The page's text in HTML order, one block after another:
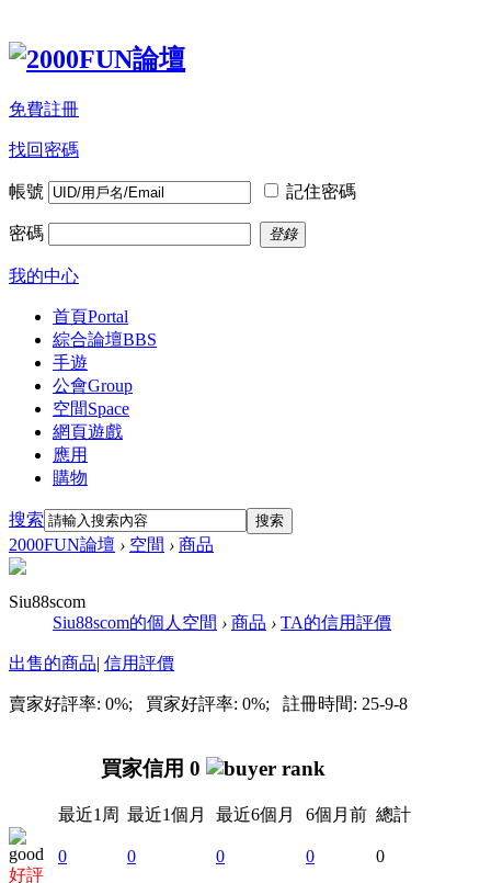
免費註冊
找回密碼
帳號 記住密碼
密碼 登錄
我的中心
首頁Portal
綜合論壇BBS
手遊
公會Group
空間Space
網頁遊戲
應用
購物
搜索 搜索
2000FUN論壇 › 空間 › 商品
Siu88scom
Siu88scom的個人空間 › 商品 › TA的信用評價
出售的商品| 信用評價
賣家好評率: 0%; 買家好評率: 0%; 註冊時間: 25-9-8
買家信用 0
最近1周 最近1個月 最近6個月 6個月前 總計
好評
0 0 0 0 0